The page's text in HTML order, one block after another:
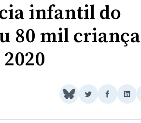
infantil do
80 mil
Share
BlueSky
Compartilhar
Twitter